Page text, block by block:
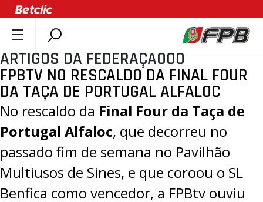
SOBRE A FPB
DOCUMENTOS
ÚLTIMAS
COMPETIÇÕES
ASSOCIAÇÕES
CLUBES
AGENTES
ARTIGOS DA FEDERAÇÃOOO
FPBTV NO RESCALDO DA FINAL FOUR
DA TAÇA DE PORTUGAL ALFALOC
No rescaldo da Final Four da Taça de
Portugal Alfaloc, que decorreu no
passado fim de semana no Pavilhão
Multiusos de Sines, e que coroou o SL
Benfica como vencedor, a FPBtv ouviu